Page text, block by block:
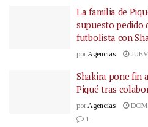
La familia de
supuesto pedido
futbolista con
por Agencias
Shakira pone fin
Piqué tras
por Agencias
1